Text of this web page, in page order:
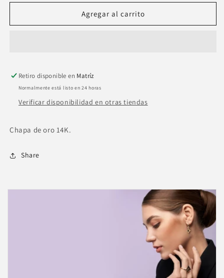
para
corazon
para
Arete
corazon
Agregar al carrito
Retiro disponible en Matríz
Normalmente está listo en 24 horas
Verificar disponibilidad en otras tiendas
Chapa de oro 14K.
Share